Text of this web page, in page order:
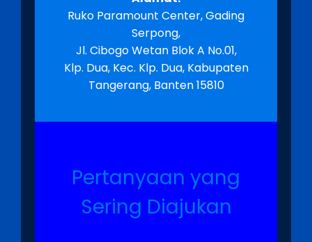
Ruko Paramount Center, Gading
Serpong,
Jl. Cibogo Wetan Blok A No.01,
Klp. Dua, Kec. Klp. Dua, Kabupaten
Tangerang, Banten 15810
Pertanyaan yang
Sering Diajukan